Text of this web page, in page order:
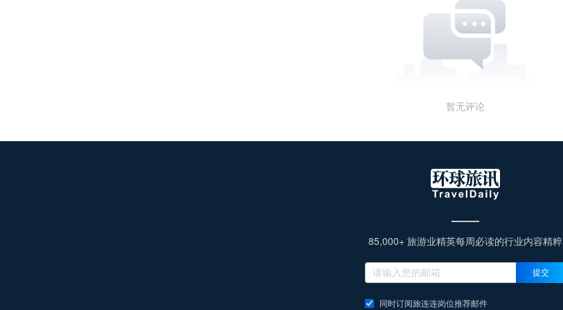
暂无评论
85,000+ 旅游业精英每周必读的行业内容精粹
提交
同时订阅旅连连岗位推荐邮件